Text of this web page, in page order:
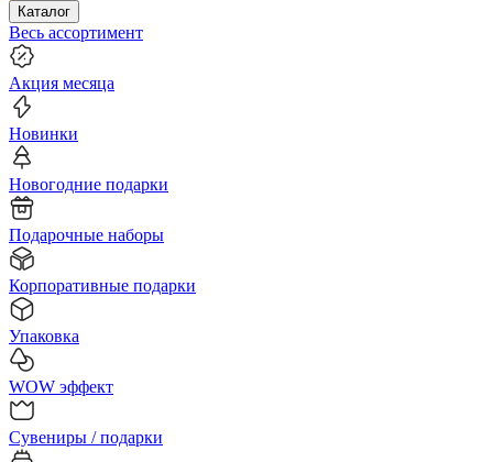
Каталог
Весь ассортимент
Акция месяца
Новинки
Новогодние подарки
Подарочные наборы
Корпоративные подарки
Упаковка
WOW эффект
Сувениры / подарки